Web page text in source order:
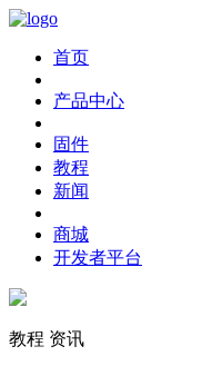
首页
产品中心
固件
教程
新闻
商城
开发者平台
教程 资讯